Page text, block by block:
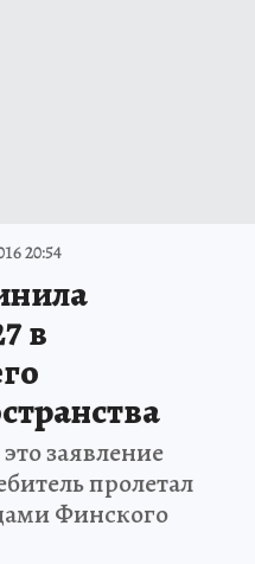
20:54
в
заявление
пролетал
Финского